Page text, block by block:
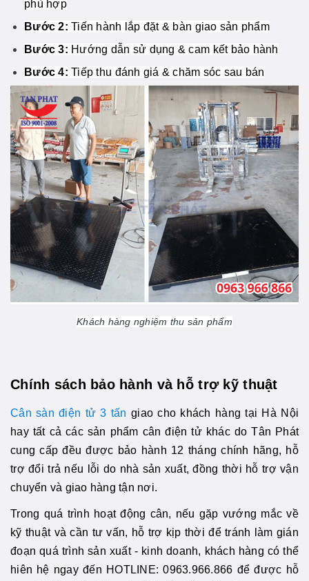
phù hợp
Bước 2:Tiến hành lắp đặt & bàn giao sản phẩm
Bước 3: Hướng dẫn sử dụng & cam kết bảo hành
Bước 4: Tiếp thu đánh giá & chăm sóc sau bán
Khách hàng nghiệm thu sản phẩm
Chính sách bảo hành và hỗ trợ kỹ thuật
Cân sàn điện tử 3 tấn giao cho khách hàng tại Hà Nội
hay tất cả các sản phẩm cân điện tử khác do Tân Phát
cung cấp đều được bảo hành 12 tháng chính hãng, hỗ
trợ đổi trả nếu lỗi do nhà sản xuất, đồng thời hỗ trợ vận
chuyển và giao hàng tận nơi.
Trong quá trình hoạt động cân, nếu gặp vướng mắc về
kỹ thuật và cần tư vấn, hỗ trợ kịp thời để tránh làm gián
đoạn quá trình sản xuất - kinh doanh, khách hàng có thể
hiên hệ ngay đến HOTLINE: 0963.966.866 để được hỗ